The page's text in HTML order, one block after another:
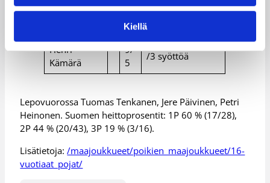
Kiellä
Sad
5/
2
/6 kohdistunutta
virhettä
Henri
Kämärä
9/
5
/3 syöttöä
Lepovuorossa Tuomas Tenkanen, Jere Päivinen, Petri
Heinonen. Suomen heittoprosentit: 1P 60 % (17/28),
2P 44 % (20/43), 3P 19 % (3/16).
Lisätietoja:/maajoukkueet/poikien_maajoukkueet/16-
vuotiaat_pojat/